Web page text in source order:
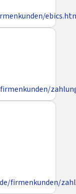
firmenkunden/